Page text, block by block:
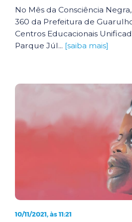
No Mês da Consciência
360 da Prefeitura de
Centros Educacionais
Parque Júl... [saiba mais]
10/11/2021, às 11:21